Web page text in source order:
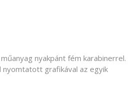
nyakpánt fém karabinerrel.
nyomtatott grafikával az egyik